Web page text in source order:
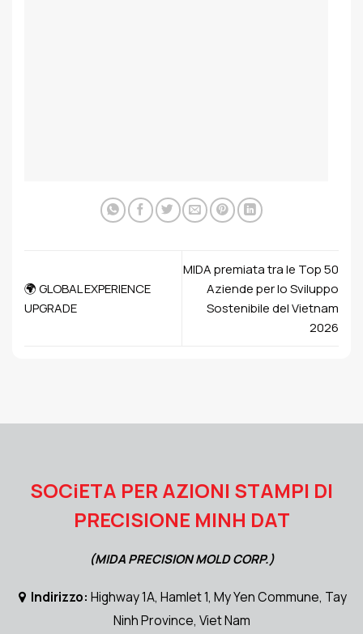
🌍 GLOBAL EXPERIENCE
UPGRADE
MIDA premiata tra le Top 50
Aziende per lo Sviluppo
Sostenibile del Vietnam
2026
SOCiETA PER AZIONI STAMPI DI
PRECISIONE MINH DAT
(MIDA PRECISION MOLD CORP.)
Indirizzo: Highway 1A, Hamlet 1, My Yen Commune, Tay
Ninh Province, Viet Nam